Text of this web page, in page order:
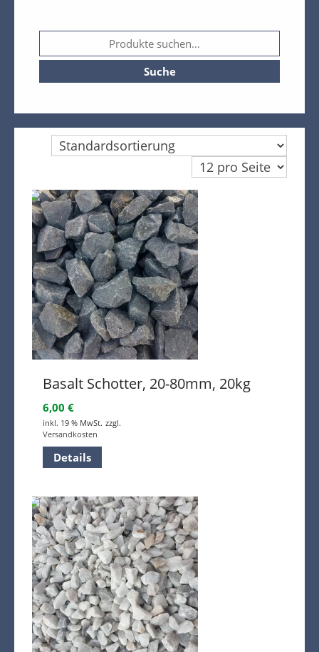
Kreta Keramik und weitere
Spezialitäten
Gartenmöbel
Dekoration
Bodenbelag
Verblender
Pflanzen / Bäume
Suche
Basalt Schotter, 20-80mm, 20kg
6,00 €
inkl. 19 % MwSt. zzgl.
Versandkosten
Details